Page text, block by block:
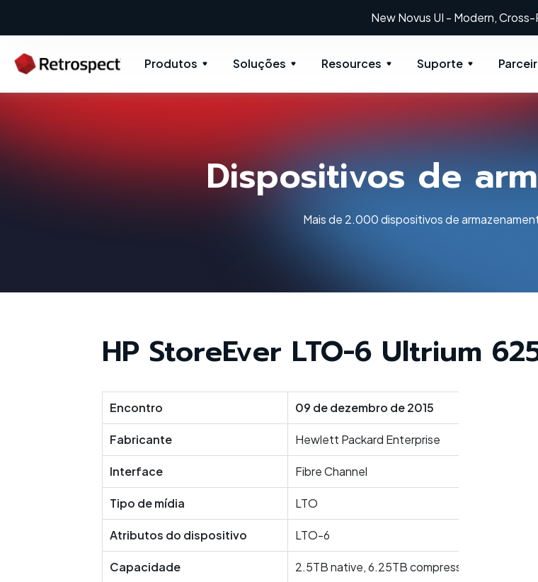
New Novus UI - Modern,
Produtos Soluções Resources Suporte
Dispositivos de
Mais de 2.000 dispositivos de
HP StoreEver LTO-6 Ultrium
Encontro 09 de dezembro de 2015
Fabricante Hewlett Packard Enterprise
Interface Fibre Channel
Tipo de mídia LTO
Atributos do dispositivo LTO-6
Capacidade 2.5TB native, 6.25TB compressed